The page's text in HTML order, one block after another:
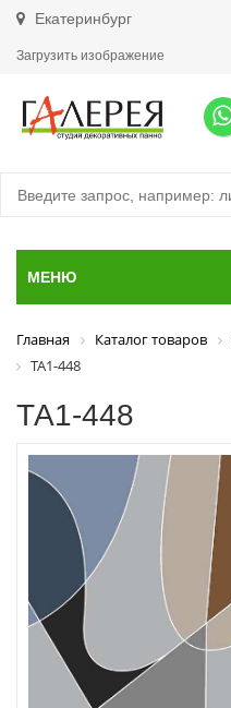
Екатеринбург
Загрузить изображение
МЕНЮ
Главная Каталог товаров
ТА1-448
ТА1-448